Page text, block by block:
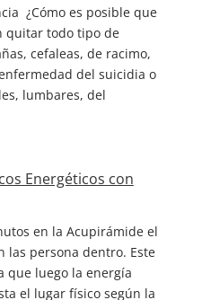
¿Cómo es posible que
quitar todo tipo de
cefaleas, de racimo,
del suicidia o
lumbares, del
Energéticos con
en la Acupirámide el
las persona dentro. Este
que luego la energía
el lugar físico según la